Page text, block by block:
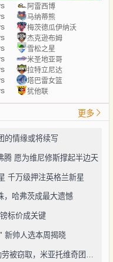
阿雷西博
马纳蒂熊
梅茨德瓜伊纳沃
杰克逊布姆
雪松之星
米圣地亚哥
拉特立尼达
塔巴雷女篮
犹他联
更多
的情缘或将续写
腾 愿为维尼修斯撑起半边天
千万级押注英格兰新星
，哈弗茨成最大遗憾
标价成关键
新帅人选本周揭晓